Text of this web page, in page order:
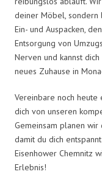
deiner Möbel, sondern
Ein- und Auspacken,
Entsorgung von
Nerven und kannst
neues Zuhause in
Vereinbare noch heute
dich von unseren
Gemeinsam planen wir
damit du dich
Eisenhower Chemnitz
Erlebnis!